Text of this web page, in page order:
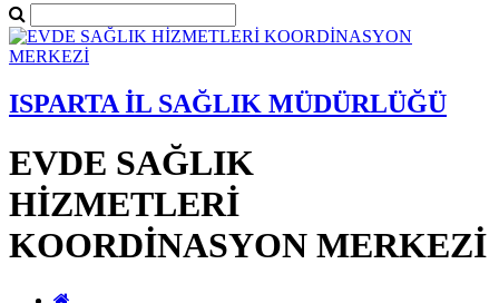
ISPARTA İL SAĞLIK MÜDÜRLÜĞÜ
EVDE SAĞLIK
HİZMETLERİ
KOORDİNASYON MERKEZİ